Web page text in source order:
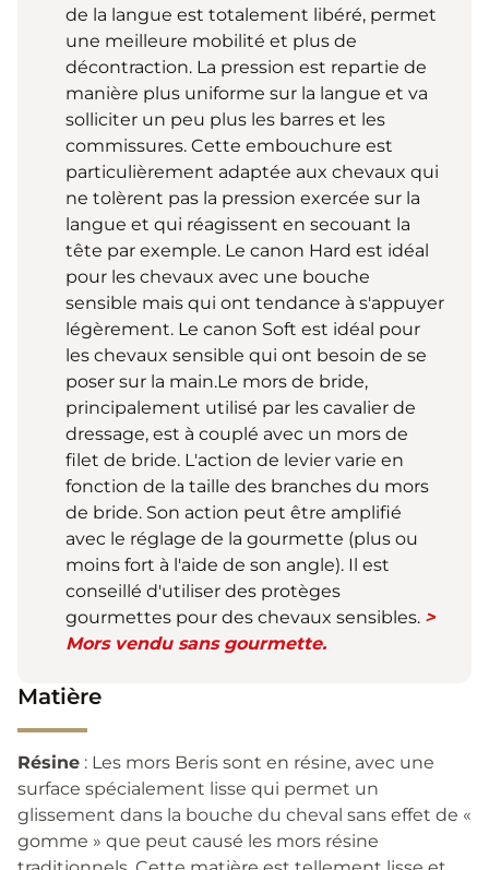
de la langue est totalement libéré, permet
une meilleure mobilité et plus de
décontraction. La pression est repartie de
manière plus uniforme sur la langue et va
solliciter un peu plus les barres et les
commissures. Cette embouchure est
particulièrement adaptée aux chevaux qui
ne tolèrent pas la pression exercée sur la
langue et qui réagissent en secouant la
tête par exemple. Le canon Hard est idéal
pour les chevaux avec une bouche
sensible mais qui ont tendance à s'appuyer
légèrement. Le canon Soft est idéal pour
les chevaux sensible qui ont besoin de se
poser sur la main.Le mors de bride,
principalement utilisé par les cavalier de
dressage, est à couplé avec un mors de
filet de bride. L'action de levier varie en
fonction de la taille des branches du mors
de bride. Son action peut être amplifié
avec le réglage de la gourmette (plus ou
moins fort à l'aide de son angle). Il est
conseillé d'utiliser des protèges
gourmettes pour des chevaux sensibles. >
Mors vendu sans gourmette.
Matière
Résine : Les mors Beris sont en résine, avec une
surface spécialement lisse qui permet un
glissement dans la bouche du cheval sans effet de «
gomme » que peut causé les mors résine